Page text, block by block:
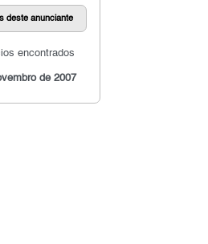
deste anunciante
encontrados
de 2007